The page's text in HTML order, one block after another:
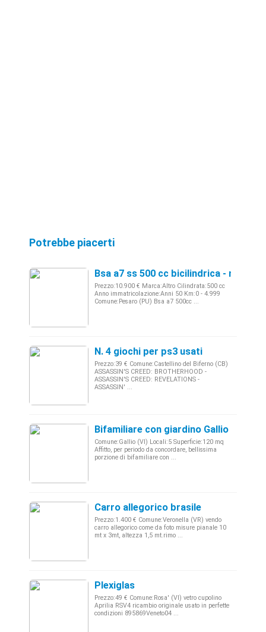
Potrebbe piacerti
Bsa a7 ss 500 cc bicilindrica - moto
Prezzo:10.900 € Marca:Altro Cilindrata:500 cc
Anno immatricolazione:Anni 50 Km:0 - 4.999
Comune:Pesaro (PU) Bsa a7 500cc ...
N. 4 giochi per ps3 usati
Prezzo:39 € Comune:Castellino del Biferno (CB)
ASSASSIN'S CREED: BROTHERHOOD -
ASSASSIN'S CREED: REVELATIONS -
ASSASSIN' ...
Bifamiliare con giardino Gallio
Comune:Gallio (VI) Locali:5 Superficie:120 mq
Affitto, per periodo da concordare, bellissima
porzione di bifamiliare con ...
Carro allegorico brasile
Prezzo:1.400 € Comune:Veronella (VR) vendo
carro allegorico come da foto misure pianale 10
mt x 3mt, altezza 1,5 mt.rimo ...
Plexiglas
Prezzo:49 € Comune:Rosa' (VI) vetro cupolino
Aprilia RSV4 ricambio originale usato in perfette
condizioni 895869Veneto04 ...